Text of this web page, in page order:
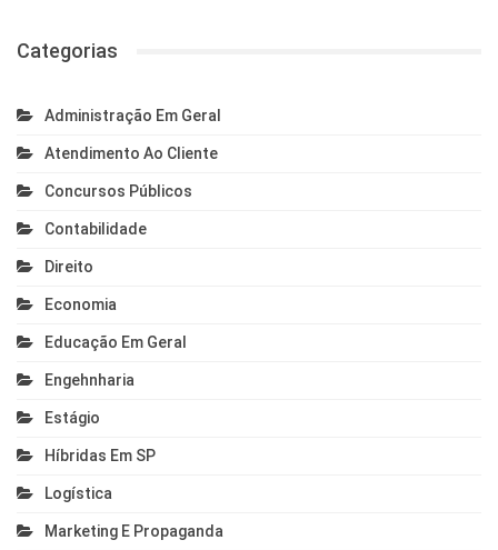
Categorias
Administração Em Geral
Atendimento Ao Cliente
Concursos Públicos
Contabilidade
Direito
Economia
Educação Em Geral
Engehnharia
Estágio
Híbridas Em SP
Logística
Marketing E Propaganda